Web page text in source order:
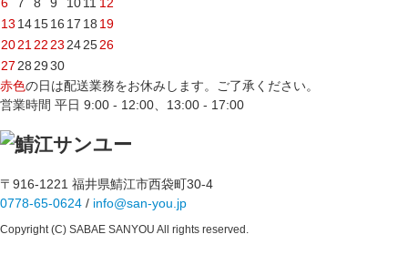
13 141516 17 18 19
2021 22 23 242526
27 28 2930
赤色の日は配送業務をお休みします。ご了承ください。
営業時間 平日 9:00 - 12:00、13:00 - 17:00
〒916-1221 福井県鯖江市西袋町30-4
0778-65-0624 / info@san-you.jp
Copyright (C) SABAE SANYOU All rights reserved.